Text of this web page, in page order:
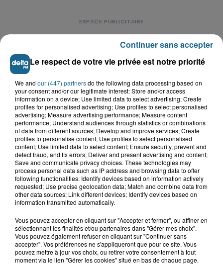
LE TOP DE L'ACTU
Saint-Omer : un enfant gravement brûlé
après l'explosion d'un jouet...
Hazebrouck : victime d'un accident,
Lucas s'en est allé brutalement...
Le respect de votre vie privée est notre priorité
We and our (447) partnersdo the following data processing based on
your consent and/or our legitimate interest: Store and/or access
information on a device; Use limited data to select advertising; Create
profiles for personalised advertising; Use profiles to select personalised
advertising; Measure advertising performance; Measure content
performance; Understand audiences through statistics or combinations
of data from different sources; Develop and improve services; Create
profiles to personalise content; Use profiles to select personalised
content; Use limited data to select content; Ensure security, prevent and
detect fraud, and fix errors; Deliver and present advertising and content;
Save and communicate privacy choices. These technologies may
process personal data such as IP address and browsing data to offer
following functionalities: Identify devices based on information actively
requested; Use precise geolocation data; Match and combine data from
other data sources; Link different devices; Identify devices based on
information transmitted automatically.
Vous pouvez accepter en cliquant sur "Accepter et fermer", ou affiner en
sélectionnant les finalités et/ou partenaires dans "Gérer mes choix".
Vous pouvez également refuser en cliquant sur "Continuer sans
accepter". Vos préférences ne s'appliqueront que pour ce site. Vous
pouvez mettre à jour vos choix, ou retirer votre consentement à tout
moment via le lien "Gérer les cookies" situé en bas de chaque page.
Continuer sans accepter